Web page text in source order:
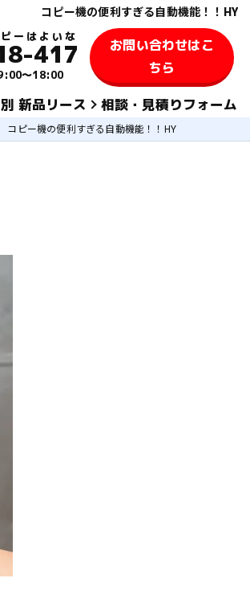
コピー機の便利すぎる自動機能！！HY
417
～18:00
お問い合わせはこ
ちら
新品リース 相談・見積りフォーム
コピー機の便利すぎる自動機能！！HY